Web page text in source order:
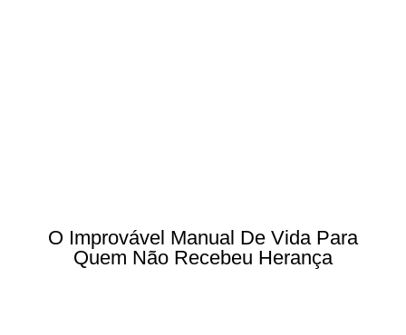
O Improvável Manual De Vida Para
Quem Não Recebeu Herança